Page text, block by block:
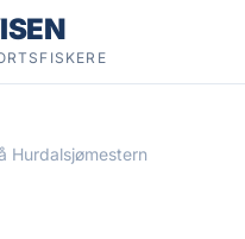
Hurdalsjømestern